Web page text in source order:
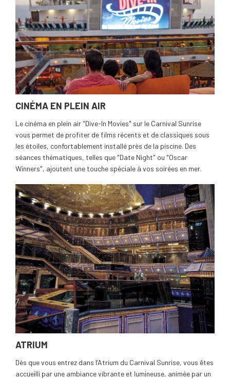
CINÉMA EN PLEIN AIR
Le cinéma en plein air "Dive-In Movies" sur le Carnival Sunrise
vous permet de profiter de films récents et de classiques sous
les étoiles, confortablement installé près de la piscine. Des
séances thématiques, telles que "Date Night" ou "Oscar
Winners", ajoutent une touche spéciale à vos soirées en mer.
ATRIUM
Dès que vous entrez dans l’Atrium du Carnival Sunrise, vous êtes
accueilli par une ambiance vibrante et lumineuse, animée par un